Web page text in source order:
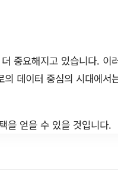
중요해지고 있습니다. 이
데이터 중심의 시대에서
을 얻을 수 있을 것입니다.